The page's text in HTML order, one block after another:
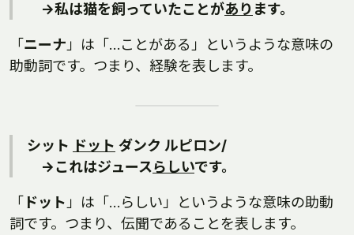
→私は猫を飼っていたことがあり ます。
「 ニーナ 」は「…ことがある」というような意味の
助動詞です。つまり、経験を表します。
シット ドット ダンク ルピロン/
→これはジュースらしいです。
「 ドット 」は「…らしい」というような意味の助動
詞です。つまり、伝聞であることを表します。